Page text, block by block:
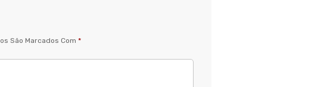
São Marcados Com *